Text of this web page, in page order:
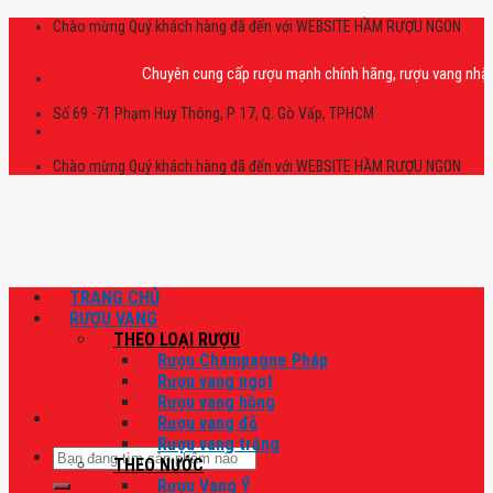
Skip
Chào mừng Quý khách hàng đã đến với WEBSITE HẦM RƯỢU NGON
Chuyên cung cấp rượu mạnh chính hãng, rượu vang nhập
Số 69 -71 Phạm Huy Thông, P. 17, Q. Gò Vấp, TPHCM
Chào mừng Quý khách hàng đã đến với WEBSITE HẦM RƯỢU NGON
Tìm
kiếm:
TRANG CHỦ
RƯỢU VANG
THEO LOẠI RƯỢU
Rượu Champagne Pháp
Rượu vang ngọt
Rượu vang hồng
Rượu vang đỏ
Rượu vang trắng
THEO NƯỚC
Rượu Vang Ý